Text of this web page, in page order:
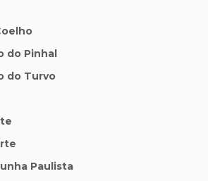
do Pinhal
do Turvo
Paulista